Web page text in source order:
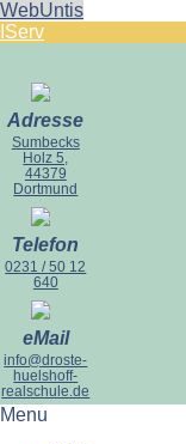
WebUntis
IServ
Adresse
Sumbecks
Holz 5,
44379
Dortmund
Telefon
0231 / 50 12
640
eMail
info@droste-
huelshoff-
realschule.de
Menu